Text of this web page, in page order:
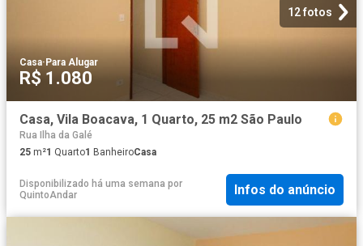
12 fotos
Casa·Para Alugar
R$ 1.080
Casa, Vila Boacava, 1 Quarto, 25 m2 São Paulo
Rua Ilha da Galé
25 m²1 Quarto1 BanheiroCasa
Disponibilizado há uma semana por
QuintoAndar
Infos do anúncio